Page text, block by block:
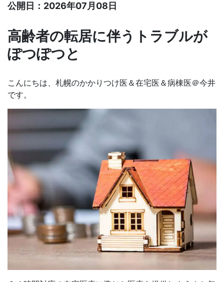
公開日：2026年07月08日
高齢者の転居に伴うトラブルが
ぽつぽつと
こんにちは、札幌のかかりつけ医＆在宅医＆病棟医＠今井
です。